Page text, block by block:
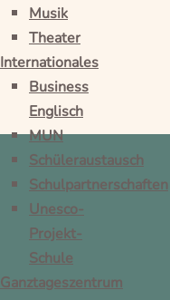
Musik
Theater
Internationales
Business
Englisch
MUN
Schüleraustausch
Schulpartnerschaften
Unesco-
Projekt-
Schule
Ganztageszentrum